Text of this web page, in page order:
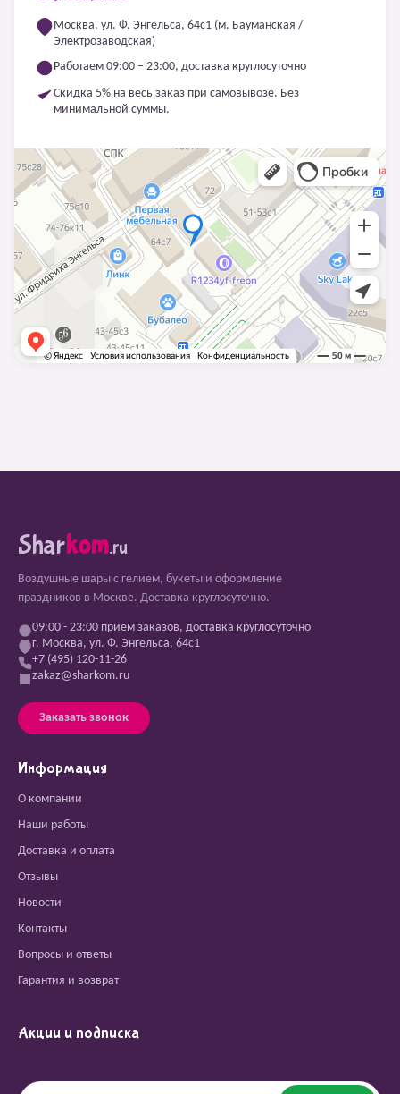
Москва, ул. Ф. Энгельса, 64с1 (м. Бауманская /
Электрозаводская)
Работаем 09:00 – 23:00, доставка круглосуточно
Скидка 5% на весь заказ при самовывозе. Без
минимальной суммы.
Sharkom.ru
Воздушные шары с гелием, букеты и оформление
праздников в Москве. Доставка круглосуточно.
09:00 - 23:00 прием заказов, доставка круглосуточно
г. Москва, ул. Ф. Энгельса, 64с1
+7 (495) 120-11-26
zakaz@sharkom.ru
Заказать звонок
Информация
О компании
Наши работы
Доставка и оплата
Отзывы
Новости
Контакты
Вопросы и ответы
Гарантия и возврат
Акции и подписка